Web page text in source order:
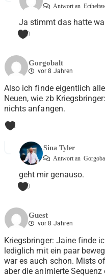
Antwort an
Ja stimmt das hatte
0
Gorgobalt
vor 8 Jahren
Also ich finde eigentlich
Neuen, wie zb
nichts anfangen.
1
Sina Tyler
Antwort an
geht mir genauso.
0
Guest
vor 8 Jahren
Kriegsbringer: Jaine finde
lediglich mit ein paar
war es auch schon. Mists
aber die animierte